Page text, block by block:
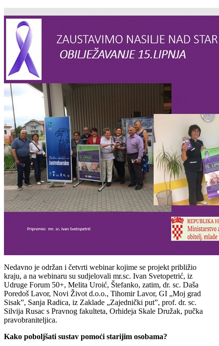
Nedavno je održan i četvrti webinar kojime se projekt približio
kraju, a na webinaru su sudjelovali mr.sc. Ivan Svetopetrić, iz
Udruge Forum 50+, Melita Uroić, Štefanko, zatim, dr. sc. Daša
Poredoš Lavor, Novi Život d.o.o., Tihomir Lavor, GI „Moj grad
Sisak”, Sanja Radica, iz Zaklade „Zajednički put”, prof. dr. sc.
Silvija Rusac s Pravnog fakulteta, Orhideja Skale Družak, pučka
pravobraniteljica.
Kako poboljšati sustav pomoći starijim osobama?